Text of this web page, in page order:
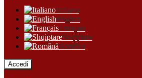
Italiano
English
Français
Shqiptare
Română
Accedi